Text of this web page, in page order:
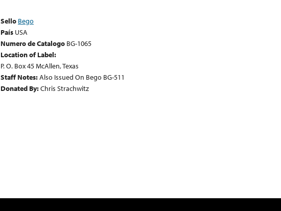
Sello Bego
País USA
Numero de Catalogo BG-1065
Location of Label:
P. O. Box 45 McAllen, Texas
Staff Notes:Also Issued On Bego BG-511
Donated By:Chris Strachwitz